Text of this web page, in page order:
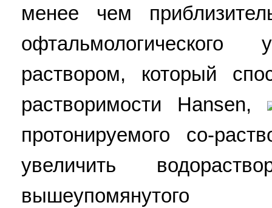
менее чем
раствором, который
растворимости Hansen,
протонируемого со-
увеличить